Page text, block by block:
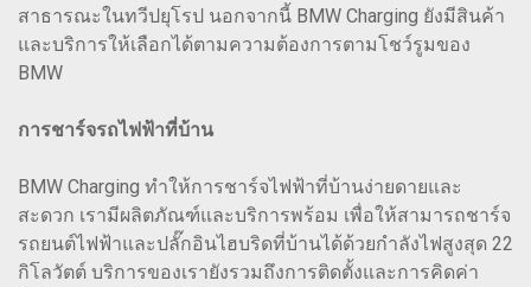
สาธารณะในทวีปยุโรป นอกจากนี้ BMW Charging ยังมีสินค้า
และบริการให้เลือกได้ตามความต้องการตามโชว์รูมของ
BMW
การชาร์จรถไฟฟ้าที่บ้าน
BMW Charging ทำให้การชาร์จไฟฟ้าที่บ้านง่ายดายและ
สะดวก เรามีผลิตภัณฑ์และบริการพร้อม เพื่อให้สามารถชาร์จ
รถยนต์ไฟฟ้าและปลั๊กอินไฮบริดที่บ้านได้ด้วยกำลังไฟสูงสุด 22
กิโลวัตต์ บริการของเรายังรวมถึงการติดตั้งและการคิดค่า